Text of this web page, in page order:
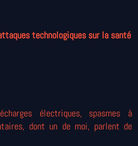
technologiques sur la santé
électriques, spasmes à
dont un de moi, parlent de